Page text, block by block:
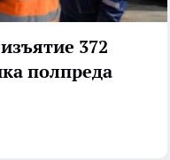
372
полпреда